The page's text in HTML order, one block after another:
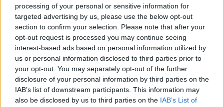
processing of your personal or sensitive information for
targeted advertising by us, please use the below opt-out
section to confirm your selection. Please note that after your
opt-out request is processed you may continue seeing
interest-based ads based on personal information utilized by
us or personal information disclosed to third parties prior to
your opt-out. You may separately opt-out of the further
disclosure of your personal information by third parties on the
IAB’s list of downstream participants. This information may
also be disclosed by us to third parties on the IAB’s List of
Tehát nem kell összegereblyézni és kidobni a faleveleket,
hanem épphogy célszerű összegyűjteni és – ahogy az
erdőkben is teszi ezt a természet – oltalomra használni
őket. A talaj meghálálja, ha megadjuk neki azt, amit a
természet önállóan megadna neki.
Természetesen, ha gyepünk vagy kisebb talajtakaró